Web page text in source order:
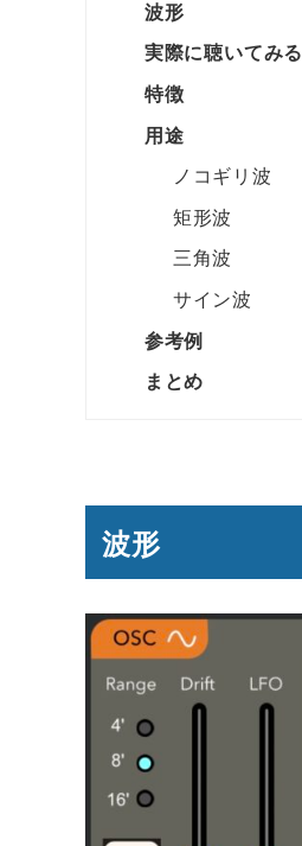
波形
実際に聴いてみる
特徴
用途
ノコギリ波
矩形波
三角波
サイン波
参考例
まとめ
波形